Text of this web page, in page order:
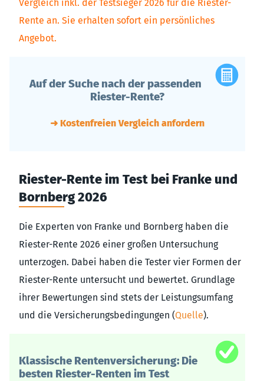
Vergleich inkl. der Testsieger 2026 für die Riester-
Rente an. Sie erhalten sofort ein persönliches
Angebot.
Auf der Suche nach der passenden
Riester-Rente?
➜ Kostenfreien Vergleich anfordern
Riester-Rente im Test bei Franke und
Bornberg 2026
Die Experten von Franke und Bornberg haben die
Riester-Rente 2026 einer großen Untersuchung
unterzogen. Dabei haben die Tester vier Formen der
Riester-Rente untersucht und bewertet. Grundlage
ihrer Bewertungen sind stets der Leistungsumfang
und die Versicherungsbedingungen (Quelle).
Klassische Rentenversicherung: Die
besten Riester-Renten im Test